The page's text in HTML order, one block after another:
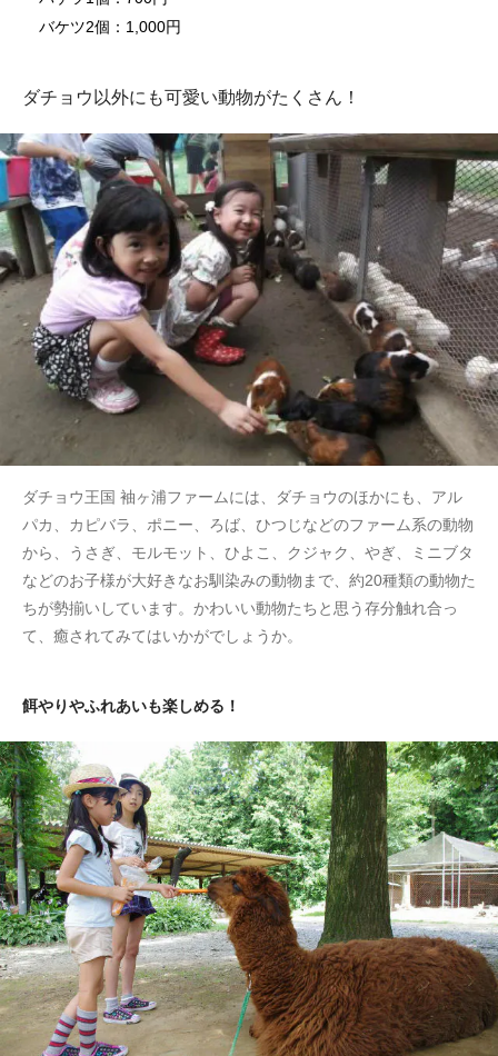
バケツ2個：1,000円
ダチョウ以外にも可愛い動物がたくさん！
ダチョウ王国 袖ヶ浦ファームには、ダチョウのほかにも、アル
パカ、カピバラ、ポニー、ろば、ひつじなどのファーム系の動物
から、うさぎ、モルモット、ひよこ、クジャク、やぎ、ミニブタ
などのお子様が大好きなお馴染みの動物まで、約20種類の動物た
ちが勢揃いしています。かわいい動物たちと思う存分触れ合っ
て、癒されてみてはいかがでしょうか。
餌やりやふれあいも楽しめる！